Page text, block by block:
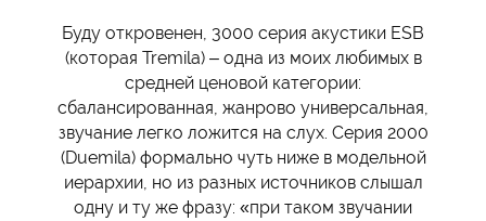
Буду откровенен, 3000 серия акустики ESB
(которая Tremila) – одна из моих любимых в
средней ценовой категории:
сбалансированная, жанрово универсальная,
звучание легко ложится на слух. Серия 2000
(Duemila) формально чуть ниже в модельной
иерархии, но из разных источников слышал
одну и ту же фразу: «при таком звучании